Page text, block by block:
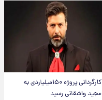
کارگردانی پروژه ۱۵۰میلیاردی به
مجید واشقانی رسید